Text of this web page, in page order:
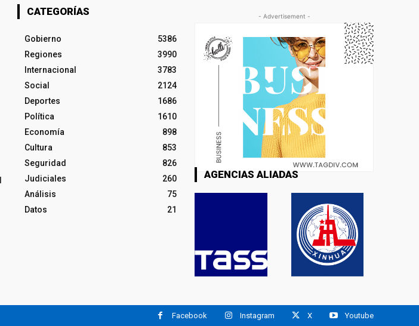
CATEGORÍAS
Gobierno
5386
Regiones
3990
Internacional
3783
Social
2124
Deportes
1686
Política
1610
Economía
898
Cultura
853
Seguridad
826
Judiciales
260
Análisis
75
Datos
21
- Advertisement -
AGENCIAS ALIADAS
Facebook Instagram X Youtube